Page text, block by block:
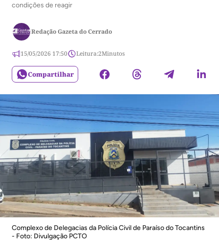
condições de reagir
Redação Gazeta do Cerrado
15/05/2026 17:50 Leitura:2Minutos
Compartilhar
Complexo de Delegacias da Polícia Civil de Paraíso do Tocantins
- Foto: Divulgação PCTO